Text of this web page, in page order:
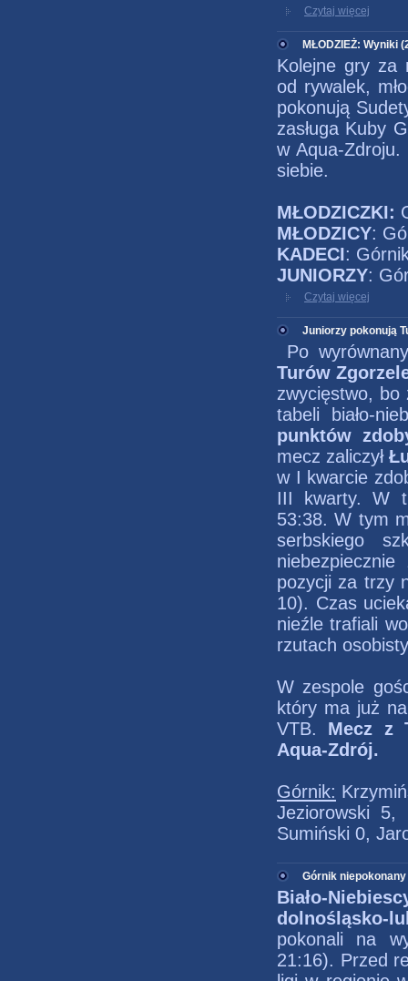
Czytaj więcej
MŁODZIEŻ: Wyniki
Kolejne gry za
od rywalek,
pokonują
zasługa Kuby
w Aqua-Zdroju.
siebie.
MŁODZICZKI:
MŁODZICY:
KADECI:
JUNIORZY:
Czytaj więcej
Juniorzy pokonują
Po
Turów
zwycięstwo, bo
tabeli biało-
punktów
mecz zaliczył
w I kwarcie
III kwarty. W
53:38. W tym
serbskiego
pozycji za trzy
10). Czas
nieźle trafiali
rzutach
W zespole
który ma już
VTB. Mecz z
Aqua-Zdrój.
Górnik:
Jeziorowski
Sumiński 0,
Górnik
Biało-
dolnośląsko-
pokonali na
21:16). Przed